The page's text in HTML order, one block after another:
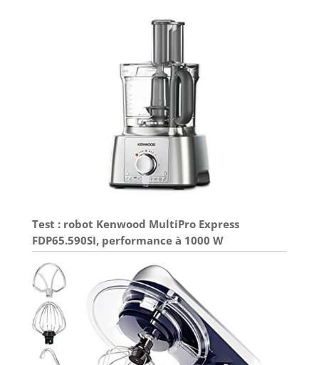
Test : robot Kenwood MultiPro Express
FDP65.590SI, performance à 1000 W